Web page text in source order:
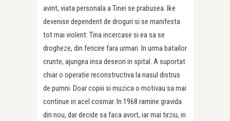
avint, viata personala a Tinei se prabusea. Ike
devenise dependent de droguri si se manifesta
tot mai violent. Tina incercase si ea sa se
drogheze, din fericire fara urmari. In urma batailor
crunte, ajungea insa deseori in spital. A suportat
chiar o operatie reconstructiva la nasul distrus
de pumni. Doar copiii si muzica o motivau sa mai
continue in acel cosmar. In 1968 ramine gravida
din nou, dar decide sa faca avort, iar mai tirziu, in